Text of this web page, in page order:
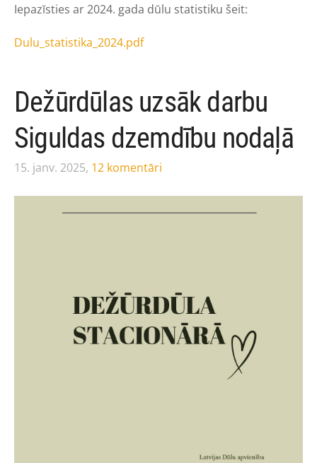
Iepazīsties ar 2024. gada dūlu statistiku šeit:
Dulu_statistika_2024.pdf
Dežūrdūlas uzsāk darbu
Siguldas dzemdību nodaļā
15. janv. 2025, 12 komentāri